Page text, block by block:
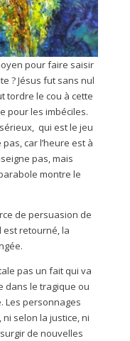
pour faire saisir
? Jésus fut sans nul
tordre le cou à cette
pour les imbéciles.
qui est le jeu
car l’heure est à
pas, mais
montre le
de persuasion de
est retourné, la
pas un fait qui va
dans le tragique ou
Les personnages
selon la justice, ni
de nouvelles